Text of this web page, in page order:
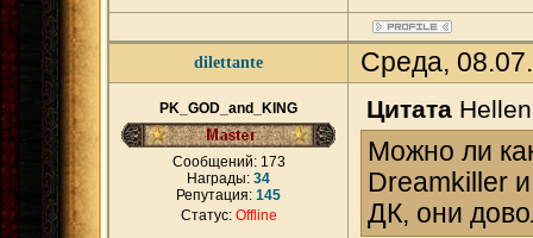
dilettante Среда,
PK_GOD_and_KING
Сообщений: 173
Награды: 34
Репутация: 145
Статус: Offline
Цитата Hellen
Можно ли
Dreamkiller
ДК, они